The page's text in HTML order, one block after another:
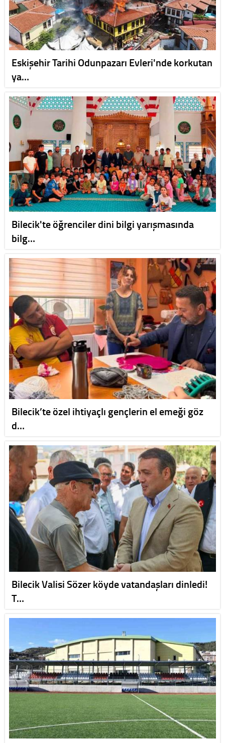
Eskişehir Tarihi Odunpazarı Evleri'nde korkutan
ya…
Bilecik'te öğrenciler dini bilgi yarışmasında
bilg…
Bilecik’te özel ihtiyaçlı gençlerin el emeği göz
d…
Bilecik Valisi Sözer köyde vatandaşları dinledi!
T…